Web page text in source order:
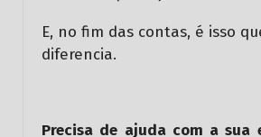
E, no fim das contas, é isso
diferencia.
Precisa de ajuda com a sua